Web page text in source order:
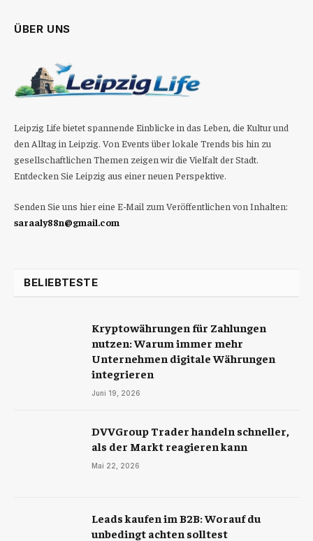
ÜBER UNS
Leipzig Life bietet spannende Einblicke in das Leben, die Kultur und
den Alltag in Leipzig. Von Events über lokale Trends bis hin zu
gesellschaftlichen Themen zeigen wir die Vielfalt der Stadt.
Entdecken Sie Leipzig aus einer neuen Perspektive.
Senden Sie uns hier eine E-Mail zum Veröffentlichen von Inhalten:
saraaly88n@gmail.com
BELIEBTESTE
Kryptowährungen für Zahlungen
nutzen: Warum immer mehr
Unternehmen digitale Währungen
integrieren
Juni 19, 2026
DVVGroup Trader handeln schneller,
als der Markt reagieren kann
Mai 22, 2026
Leads kaufen im B2B: Worauf du
unbedingt achten solltest